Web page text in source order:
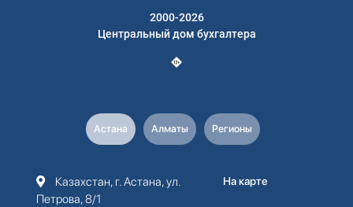
2000-2026
Центральный дом бухгалтера
Астана Алматы Регионы
Казахстан, г. Астана, ул.
Петрова, 8/1
На карте